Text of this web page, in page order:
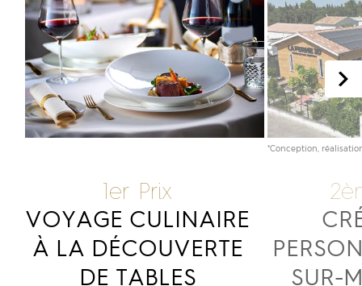
1er Prix
VOYAGE CULINAIRE
À LA DÉCOUVERTE
DE TABLES
*Conception,
SUR-